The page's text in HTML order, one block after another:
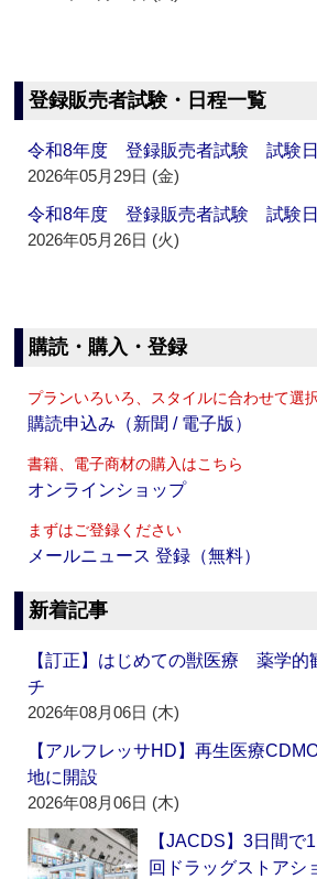
登録販売者試験・日程一覧
令和8年度 登録販売者試験 試験
2026年05月29日 (金)
令和8年度 登録販売者試験 試験
2026年05月26日 (火)
購読・購入・登録
プランいろいろ、スタイルに合わせて選
購読申込み（新聞 / 電子版）
書籍、電子商材の購入はこちら
オンラインショップ
まずはご登録ください
メールニュース 登録（無料）
新着記事
【訂正】はじめての獣医療 薬学的
チ
2026年08月06日 (木)
【アルフレッサHD】再生医療
地に開設
2026年08月06日 (木)
【JACDS】3日間で
回ドラッグストアシ